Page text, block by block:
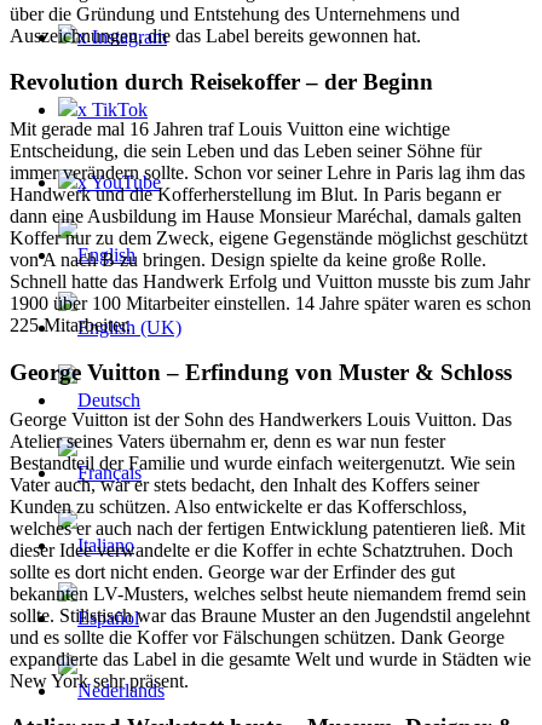
x Instagram
x TikTok
x YouTube
über die Gründung und Entstehung des Unternehmens und
Auszeichnungen, die das Label bereits gewonnen hat.
Revolution durch Reisekoffer – der Beginn
Mit gerade mal 16 Jahren traf Louis Vuitton eine wichtige
Entscheidung, die sein Leben und das Leben seiner Söhne für
immer verändern sollte. Schon vor seiner Lehre in Paris lag ihm das
Handwerk und die Kofferherstellung im Blut. In Paris begann er
dann eine Ausbildung im Hause Monsieur Maréchal, damals galten
Koffer nur zu dem Zweck, eigene Gegenstände möglichst geschützt
von A nach B zu bringen. Design spielte da keine große Rolle.
Schnell hatte das Handwerk Erfolg und Vuitton musste bis zum Jahr
1900 über 100 Mitarbeiter einstellen. 14 Jahre später waren es schon
225 Mitarbeiter.
George Vuitton – Erfindung von Muster & Schloss
George Vuitton ist der Sohn des Handwerkers Louis Vuitton. Das
Atelier seines Vaters übernahm er, denn es war nun fester
Bestandteil der Familie und wurde einfach weitergenutzt. Wie sein
Vater auch, war er stets bedacht, den Inhalt des Koffers seiner
Kunden zu schützen. Also entwickelte er das Kofferschloss,
welches er auch nach der fertigen Entwicklung patentieren ließ. Mit
dieser Idee verwandelte er die Koffer in echte Schatztruhen. Doch
sollte es dort nicht enden. George war der Erfinder des gut
bekannten LV-Musters, welches selbst heute niemandem fremd sein
sollte. Stilistisch war das Braune Muster an den Jugendstil angelehnt
und es sollte die Koffer vor Fälschungen schützen. Dank George
expandierte das Label in die gesamte Welt und wurde in Städten wie
New York sehr präsent.